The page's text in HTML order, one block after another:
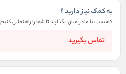
به کمک نیاز دارید ؟
کافیست با ما در میان بگذارید تا شما را راهنمایی کنیم
تماس بگیرید